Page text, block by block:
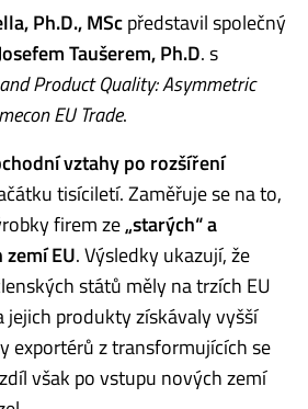
Ph.D., MScpředstavil společný
Taušerem, Ph.D. s
Product Quality: Asymmetric
EU Trade.
vztahypo rozšíření
tisíciletí. Zaměřuje se na to,
firem ze„starých“ a
EU. Výsledky ukazují, že
států měly na trzích EU
jejich produkty získávaly vyšší
exportérů z transformujících se
však po vstupu nových zemí